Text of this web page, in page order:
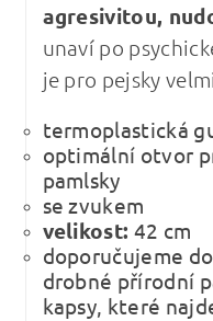
agresivitou,
unaví po
je pro pejsky
termoplastická
optimální otvor
pamlsky
se zvukem
velikost: 42 cm
doporučujeme
drobné přírodní
kapsy, které